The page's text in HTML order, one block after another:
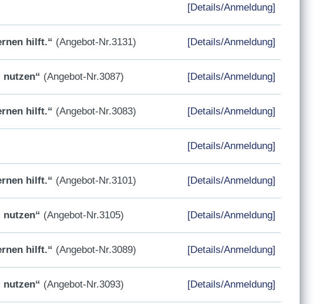
[Details/Anmeldung]
hilft.“ (Angebot-Nr.3131) [Details/Anmeldung]
(Angebot-Nr.3087) [Details/Anmeldung]
hilft.“ (Angebot-Nr.3083) [Details/Anmeldung]
[Details/Anmeldung]
hilft.“ (Angebot-Nr.3101) [Details/Anmeldung]
(Angebot-Nr.3105) [Details/Anmeldung]
hilft.“ (Angebot-Nr.3089) [Details/Anmeldung]
(Angebot-Nr.3093) [Details/Anmeldung]